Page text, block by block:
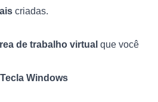
criadas.
de trabalho virtual que você
Windows